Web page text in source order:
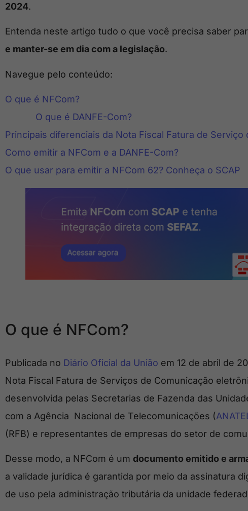
2024.
Entenda neste artigo tudo o que você precisa saber
e manter-se em dia com a legislação.
Navegue pelo conteúdo:
O que é NFCom?
O que é DANFE-Com?
Principais diferenciais da Nota Fiscal Fatura de Serviço
Como emitir a NFCom e a DANFE-Com?
O que usar para emitir a NFCom 62? Conheça o SCAP
O que é NFCom?
Publicada no Diário Oficial da União em 12 de abril de
Nota Fiscal Fatura de Serviços de Comunicação
desenvolvida pelas Secretarias de Fazenda das
com a Agência Nacional de Telecomunicações (
(RFB) e representantes de empresas do setor de
Desse modo, a NFCom é um documento emitido e
a validade jurídica é garantida por meio da assinatura
de uso pela administração tributária da unidade